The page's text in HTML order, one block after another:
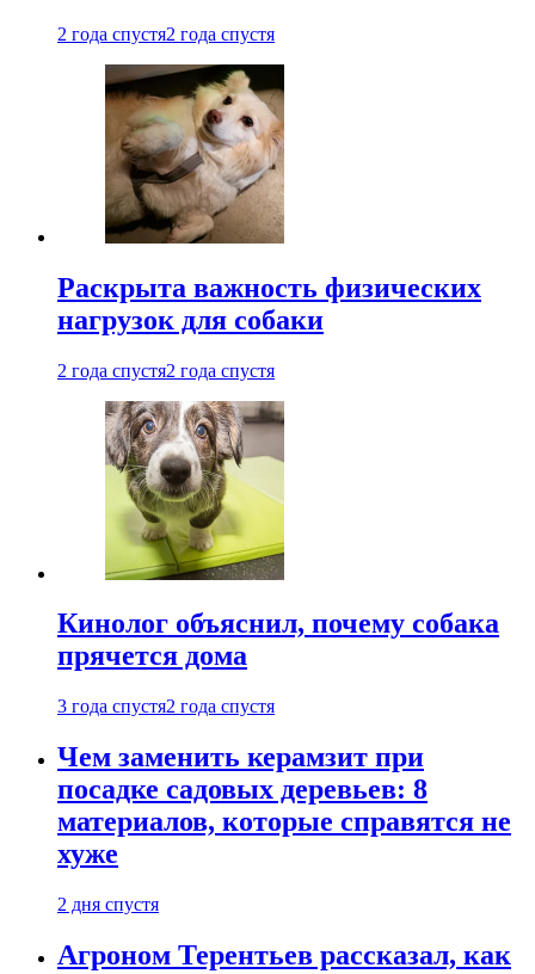
2 года спустя2 года спустя
Раскрыта важность физических
нагрузок для собаки
2 года спустя2 года спустя
Кинолог объяснил, почему собака
прячется дома
3 года спустя2 года спустя
Чем заменить керамзит при
посадке садовых деревьев: 8
материалов, которые справятся не
хуже
2 дня спустя
Агроном Терентьев рассказал, как